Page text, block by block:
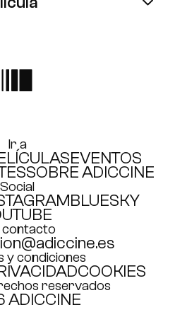
con distribuidoras y
Ir a
EVENTOS
SOBRE ADICCINE
Social
BLUESKY
contacto
y condiciones
COOKIES
reservados